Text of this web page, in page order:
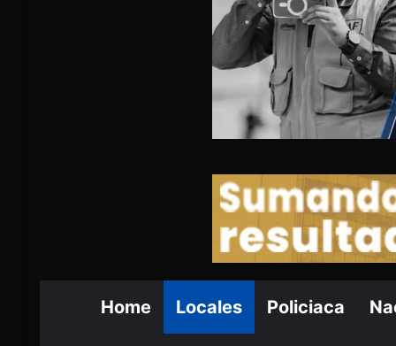
Home Locales Policiaca